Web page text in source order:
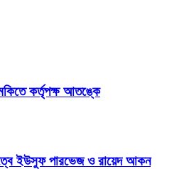
কর্তৃপক্ষ আতঙ্কে
ইউসুফ পারভেজ ও রায়েদ আকন